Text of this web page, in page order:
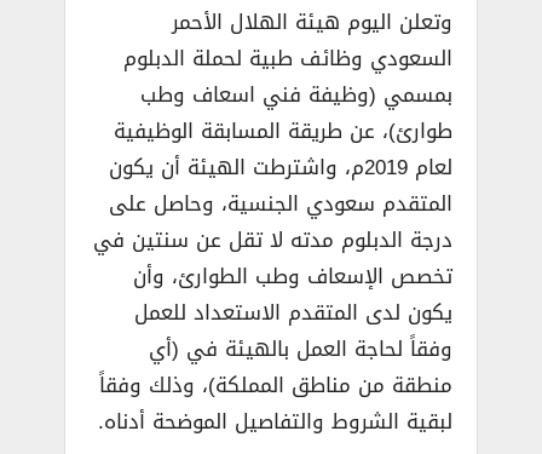
وتعلن اليوم هيئة الهلال الأحمر
السعودي وظائف طبية لحملة الدبلوم
بمسمي (وظيفة فني اسعاف وطب
طوارئ)، عن طريقة المسابقة الوظيفية
لعام 2019م، واشترطت الهيئة أن يكون
المتقدم سعودي الجنسية، وحاصل على
درجة الدبلوم مدته لا تقل عن سنتين في
تخصص الإسعاف وطب الطوارئ، وأن
يكون لدى المتقدم الاستعداد للعمل
وفقاً لحاجة العمل بالهيئة في (أي
منطقة من مناطق المملكة)، وذلك وفقاً
لبقية الشروط والتفاصيل الموضحة أدناه.